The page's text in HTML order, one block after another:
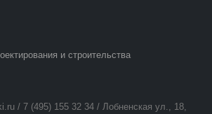
и строительства
/ 7 (495) 155 32 34 / Лобненская ул., 18,